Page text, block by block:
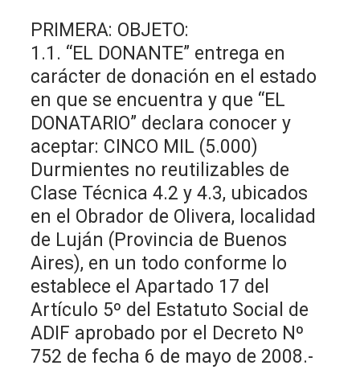
PRIMERA: OBJETO:
1.1. “EL DONANTE” entrega en
carácter de donación en el estado
en que se encuentra y que “EL
DONATARIO” declara conocer y
aceptar: CINCO MIL (5.000)
Durmientes no reutilizables de
Clase Técnica 4.2 y 4.3, ubicados
en el Obrador de Olivera, localidad
de Luján (Provincia de Buenos
Aires), en un todo conforme lo
establece el Apartado 17 del
Artículo 5º del Estatuto Social de
ADIF aprobado por el Decreto Nº
752 de fecha 6 de mayo de 2008.-